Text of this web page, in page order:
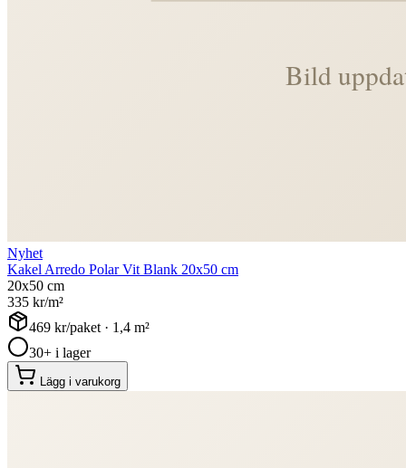
Nyhet
Kakel Arredo Polar Vit Blank 20x50 cm
20x50 cm
335 kr/m²
469 kr/paket · 1,4 m²
30+ i lager
Lägg i varukorg